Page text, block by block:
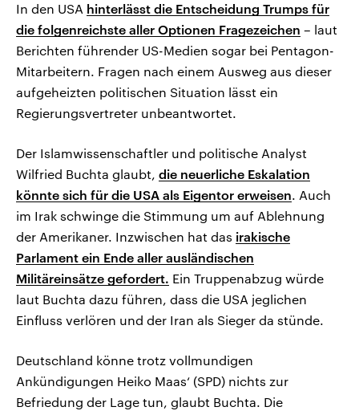
In den USA hinterlässt die Entscheidung Trumps für
die folgenreichste aller Optionen Fragezeichen – laut
Berichten führender US-Medien sogar bei Pentagon-
Mitarbeitern. Fragen nach einem Ausweg aus dieser
aufgeheizten politischen Situation lässt ein
Regierungsvertreter unbeantwortet.
Der Islamwissenschaftler und politische Analyst
Wilfried Buchta glaubt, die neuerliche Eskalation
könnte sich für die USA als Eigentor erweisen. Auch
im Irak schwinge die Stimmung um auf Ablehnung
der Amerikaner. Inzwischen hat das irakische
Parlament ein Ende aller ausländischen
Militäreinsätze gefordert. Ein Truppenabzug würde
laut Buchta dazu führen, dass die USA jeglichen
Einfluss verlören und der Iran als Sieger da stünde.
Deutschland könne trotz vollmundigen
Ankündigungen Heiko Maas‘ (SPD) nichts zur
Befriedung der Lage tun, glaubt Buchta. Die